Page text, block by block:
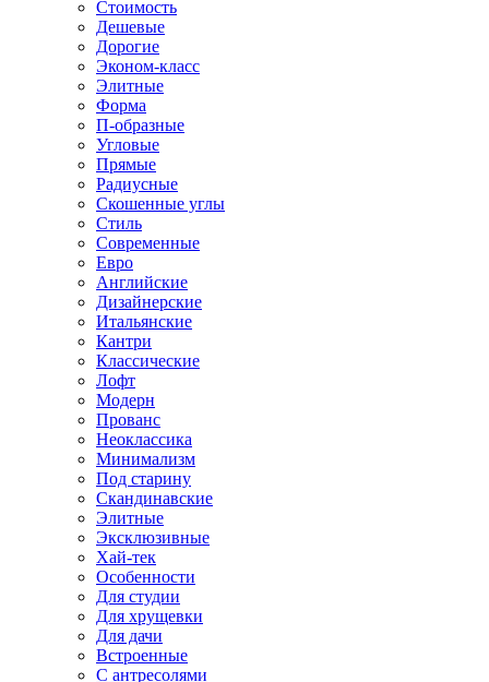
Стоимость
Дешевые
Дорогие
Эконом-класс
Элитные
Форма
П-образные
Угловые
Прямые
Радиусные
Скошенные углы
Стиль
Современные
Евро
Английские
Дизайнерские
Итальянские
Кантри
Классические
Лофт
Модерн
Прованс
Неоклассика
Минимализм
Под старину
Скандинавские
Элитные
Эксклюзивные
Хай-тек
Особенности
Для студии
Для хрущевки
Для дачи
Встроенные
С антресолями